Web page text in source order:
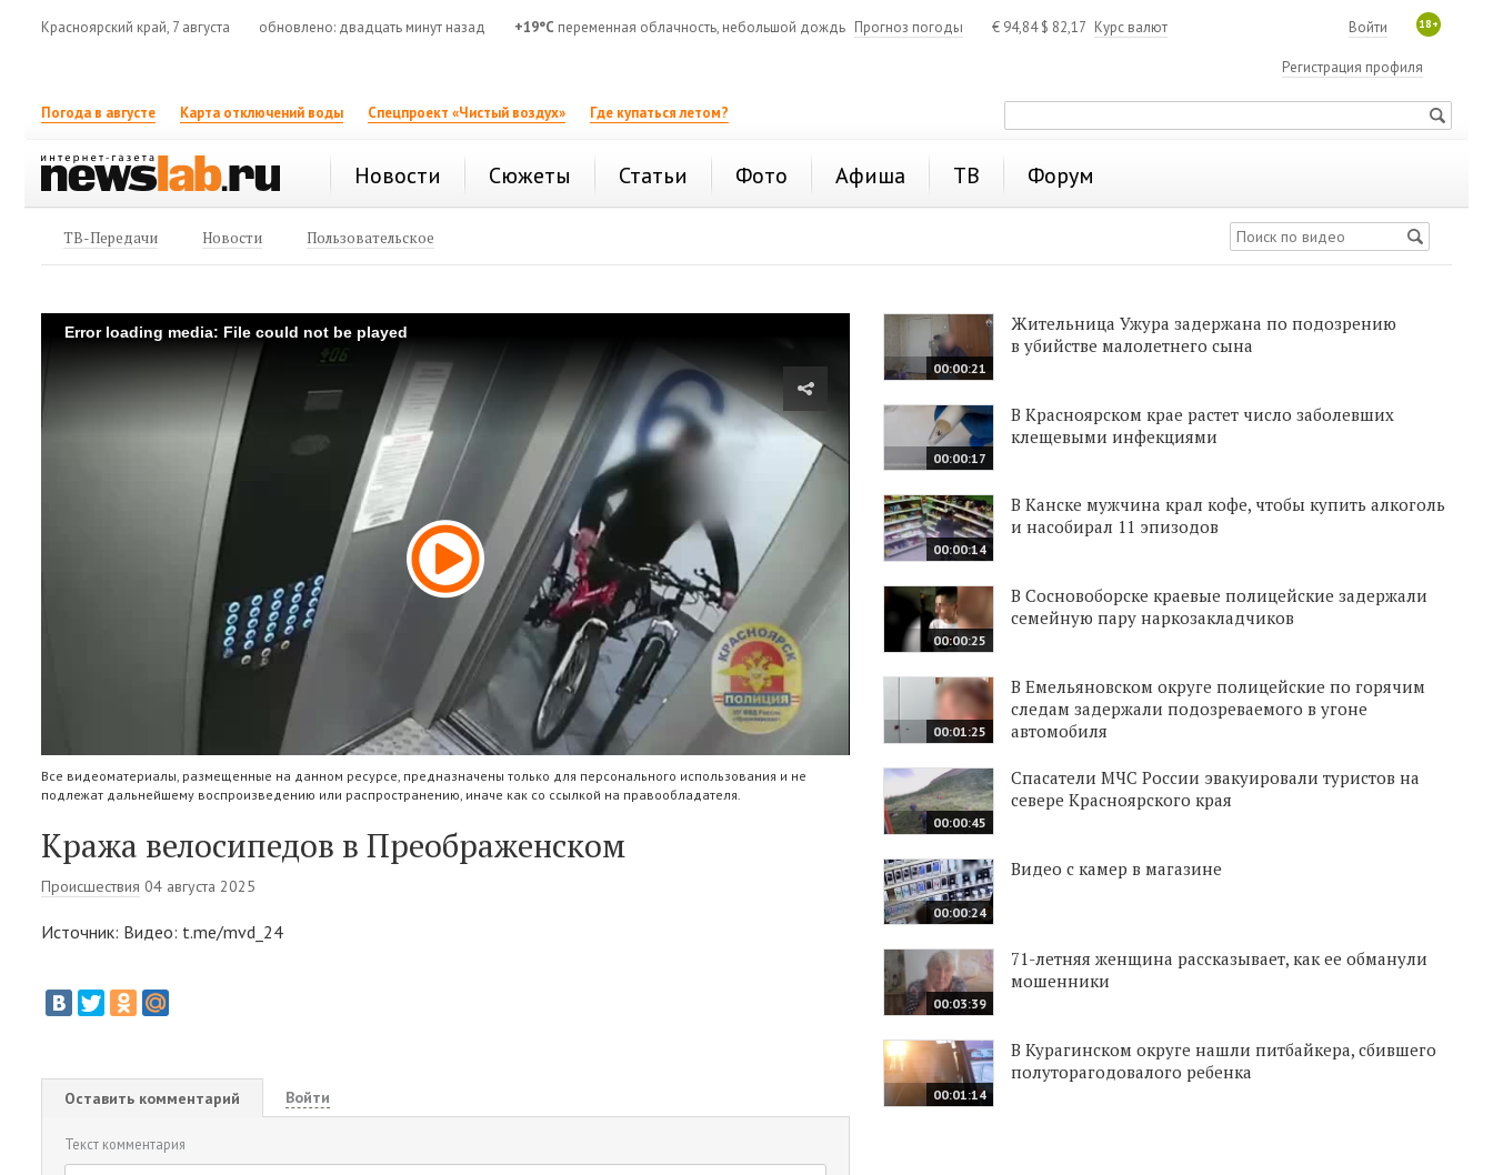
Красноярский край, 7 августа обновлено: двадцать минут назад +19°C переменная облачность, небольшой дождь Прогноз погоды € 94,84$ 82,17 Курс валют 18+
Войти
Регистрация профиля
Погода в августе Карта отключений воды Спецпроект «Чистый воздух» Где купаться летом?
Новости Сюжеты Статьи Фото Афиша ТВ Форум
ТВ-Передачи Новости Пользовательское
Error loading media: File could not be played
Все видеоматериалы, размещенные на данном ресурсе, предназначены только для персонального использования и не
подлежат дальнейшему воспроизведению или распространению, иначе как со ссылкой на правообладателя.
Кража велосипедов в Преображенском
Происшествия 04 августа 2025
Источник: Видео: t.me/mvd_24
Оставить комментарий Войти
Текст комментария
00:00:21
Жительница Ужура задержана по подозрению
в убийстве малолетнего сына
00:00:17
В Красноярском крае растет число заболевших
клещевыми инфекциями
00:00:14
В Канске мужчина крал кофе, чтобы купить алкоголь
и насобирал 11 эпизодов
00:00:25
В Сосновоборске краевые полицейские задержали
семейную пару наркозакладчиков
00:01:25
В Емельяновском округе полицейские по горячим
следам задержали подозреваемого в угоне
автомобиля
00:00:45
Спасатели МЧС России эвакуировали туристов на
севере Красноярского края
00:00:24
Видео с камер в магазине
00:03:39
71-летняя женщина рассказывает, как ее обманули
мошенники
00:01:14
В Курагинском округе нашли питбайкера, сбившего
полуторагодовалого ребенка